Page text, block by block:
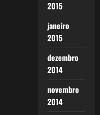
2015
janeiro
2015
dezembro
2014
novembro
2014